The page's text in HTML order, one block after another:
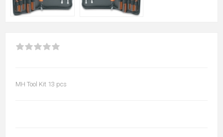
MH Tool Kit 13 pcs